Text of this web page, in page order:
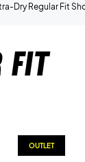
Dry Regular Fit
Fit
OUTLET